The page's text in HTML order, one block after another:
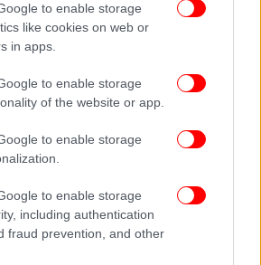
to enable storage
like cookies on web or
in apps.
to enable storage
of the website or app.
to enable storage
to enable storage
including authentication
fraud prevention, and other
επίσημα τη θερινή ώρα το
πολίτες θεωρούσαν το μέτρο
επηρέαζε και τις ώρες
του Ραμαζανιού.
εφαρμόσει την αλλαγή ώρας